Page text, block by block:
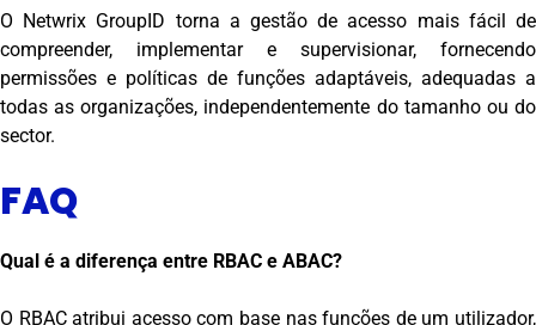
O Netwrix GroupID torna a gestão de acesso mais fácil de
compreender, implementar e supervisionar, fornecendo
permissões e políticas de funções adaptáveis, adequadas a
todas as organizações, independentemente do tamanho ou do
sector.
FAQ
Qual é a diferença entre RBAC e ABAC?
O RBAC atribui acesso com base nas funções de um utilizador,